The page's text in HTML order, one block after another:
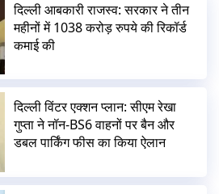
दिल्ली आबकारी राजस्व: सरकार ने तीन
महीनों में 1038 करोड़ रुपये की रिकॉर्ड
कमाई की
दिल्ली विंटर एक्शन प्लान: सीएम रेखा
गुप्ता ने नॉन-BS6 वाहनों पर बैन और
डबल पार्किंग फीस का किया ऐलान